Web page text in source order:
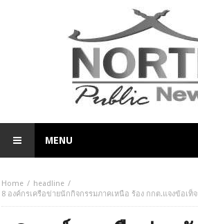
MENU
Home
headline
8 องค์กรเครือข่ายนักกิจกรรมภาคเหนือ ร้อง กกต.แจงข้อเท็จ